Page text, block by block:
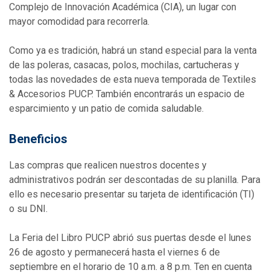
Complejo de Innovación Académica (CIA), un lugar con
mayor comodidad para recorrerla.
Como ya es tradición, habrá un stand especial para la venta
de las poleras, casacas, polos, mochilas, cartucheras y
todas las novedades de esta nueva temporada de Textiles
& Accesorios PUCP. También encontrarás un espacio de
esparcimiento y un patio de comida saludable.
Beneficios
Las compras que realicen nuestros docentes y
administrativos podrán ser descontadas de su planilla. Para
ello es necesario presentar su tarjeta de identificación (TI)
o su DNI.
La Feria del Libro PUCP abrió sus puertas desde el lunes
26 de agosto y permanecerá hasta el viernes 6 de
septiembre en el horario de 10 a.m. a 8 p.m. Ten en cuenta